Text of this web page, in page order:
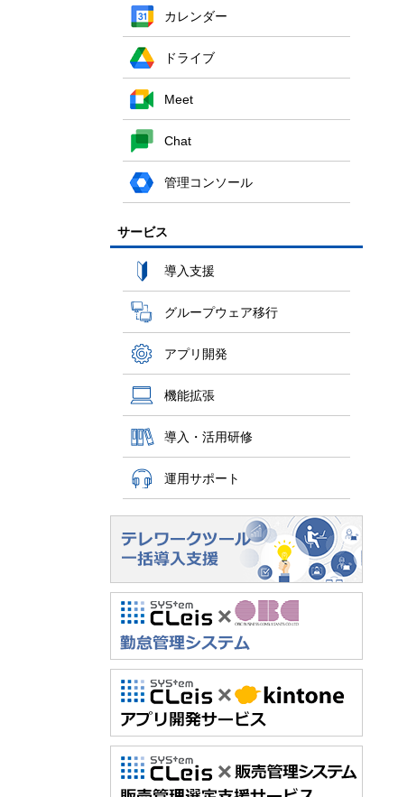
カレンダー
ドライブ
Meet
Chat
管理コンソール
サービス
導入支援
グループウェア移行
アプリ開発
機能拡張
導入・活用研修
運用サポート